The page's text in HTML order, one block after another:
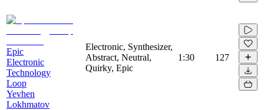
Epic
Electronic
Technology
Loop
Yevhen
Lokhmatov
Electronic, Synthesizer,
Abstract, Neutral,
Quirky, Epic
1:30 127